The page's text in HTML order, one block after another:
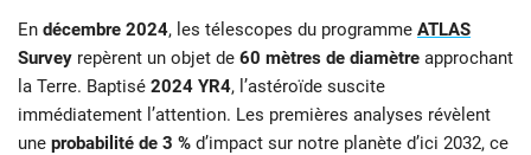
En décembre 2024, les télescopes du programme ATLAS
Survey repèrent un objet de 60 mètres de diamètre approchant
la Terre. Baptisé 2024 YR4, l’astéroïde suscite
immédiatement l’attention. Les premières analyses révèlent
une probabilité de 3 % d’impact sur notre planète d’ici 2032, ce